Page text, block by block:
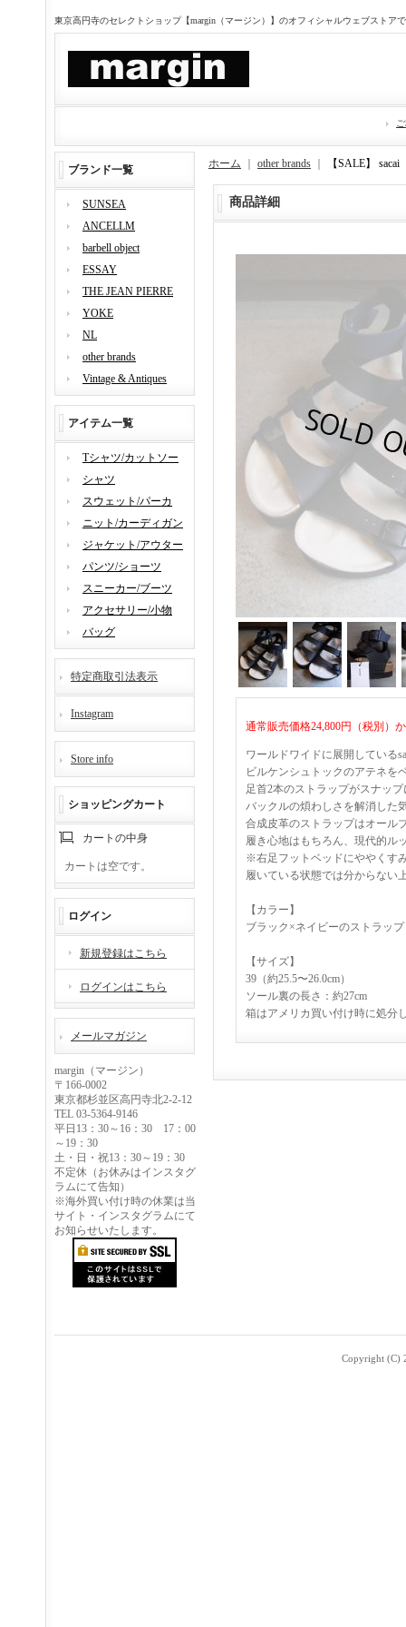
東京高円寺のセレクトショップ【margin（マージン）】のオフィシャルウェブストア
ブランド一覧
SUNSEA
ANCELLM
barbell object
ESSAY
THE JEAN PIERRE
YOKE
NL
other brands
Vintage & Antiques
アイテム一覧
Tシャツ/カットソー
シャツ
スウェット/パーカ
ニット/カーディガン
ジャケット/アウター
パンツ/ショーツ
スニーカー/ブーツ
アクセサリー/小物
バッグ
特定商取引法表示
Instagram
Store info
ショッピングカート
カートの中身
カートは空です。
ログイン
新規登録はこちら
ログインはこちら
メールマガジン
margin（マージン）
〒166-0002
東京都杉並区高円寺北2-2-12
TEL 03-5364-9146
平日13：30～16：30 17：00
～19：30
土・日・祝13：30～19：30
不定休（お休みはインスタグ
ラムにて告知）
※海外買い付け時の休業は当
サイト・インスタグラムにて
お知らせいたします。
ホーム other brands 【SALE】
商品詳細
通常販売価格24,800円（税別）
ワールドワイドに展開している
ビルケンシュトックのアテネを
足首2本のストラップがスナッ
バックルの煩わしさを解消した
合成皮革のストラップはオール
履き心地はもちろん、現代的ル
※右足フットベッドにややくす
履いている状態では分からない
【カラー】
ブラック×ネイビーのストラップ
【サイズ】
39（約25.5〜26.0cm）
ソール裏の長さ：約27cm
箱はアメリカ買い付け時に処分
Copyright (C)